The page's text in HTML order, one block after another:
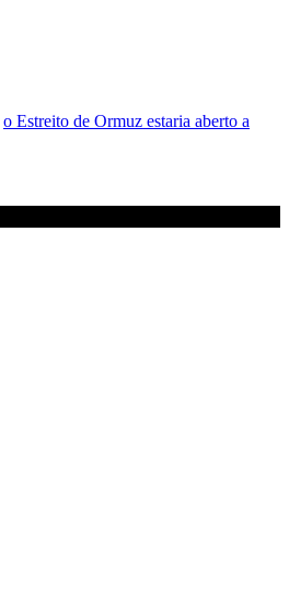
o Estreito de Ormuz estaria aberto a